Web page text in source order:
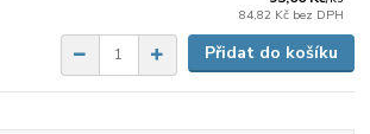
84,82 Kč bez DPH
Přidat do košíku